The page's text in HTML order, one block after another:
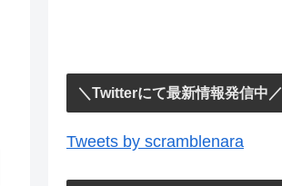
＼Twitterにて最新情報発信中／
Tweets by scramblenara